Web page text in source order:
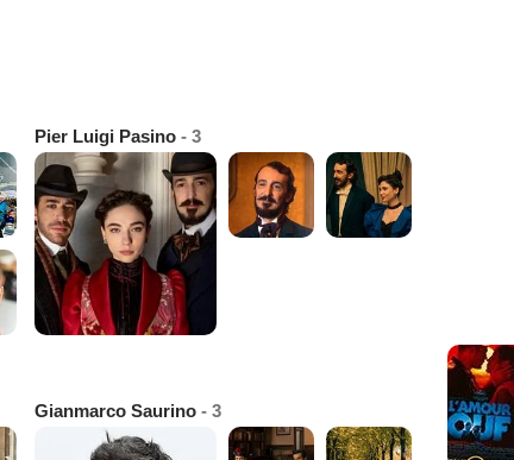
Pier Luigi Pasino - 3
Gianmarco Saurino - 3